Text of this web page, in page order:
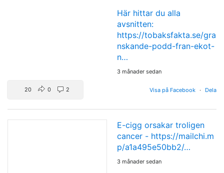
Här hittar du alla
avsnitten:
https://tobaksfakta.se/gra
nskande-podd-fran-ekot-
n…
3 månader sedan
Visa på Facebook · Dela
20 0 2
E-cigg orsakar troligen
cancer - https://mailchi.m
p/a1a495e50bb2/…
3 månader sedan